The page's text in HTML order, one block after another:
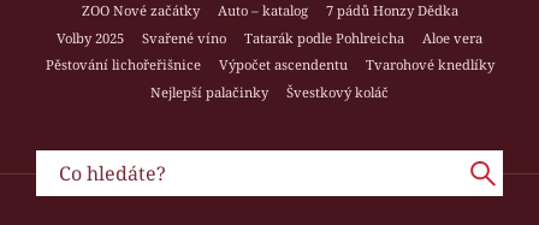
ZOO Nové začátky
Auto – katalog
7 pádů Honzy Dědka
Volby 2025
Svařené víno Tatarák podle Pohlreicha
Aloe vera
Pěstování lichořeřišnice
Výpočet ascendentu
Tvarohové knedlíky
Nejlepší palačinky
Švestkový koláč